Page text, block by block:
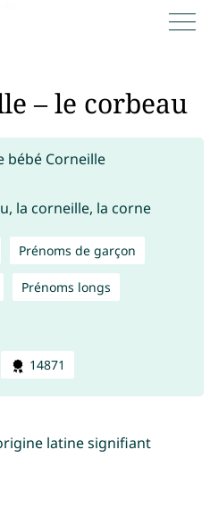
– le corbeau
la corneille, la corne
Prénoms de garçon
Prénoms longs
14871
latine signifiant